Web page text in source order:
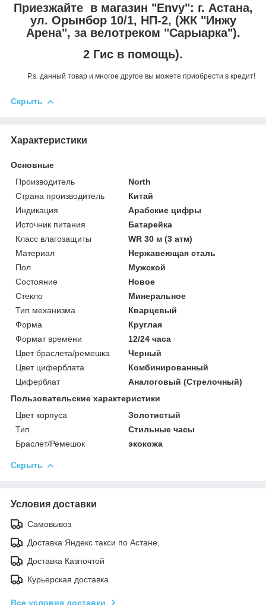
Приезжайте в магазин "Envy": г. Астана,
ул. Орынбор 10/1, НП-2, (ЖК "Инжу
Арена", за велотреком "Сарыарка").
2 Гис в помощь).
P.s. данный товар и многое другое вы можете приобрести в кредит!
Скрыть
Характеристики
Основные
Производитель
North
Страна производитель
Китай
Индикация
Арабские цифры
Источник питания
Батарейка
Класс влагозащиты
WR 30 м (3 атм)
Материал
Нержавеющая сталь
Пол
Мужской
Состояние
Новое
Стекло
Минеральное
Тип механизма
Кварцевый
Форма
Круглая
Формат времени
12/24 часа
Цвет браслета/ремешка
Черный
Цвет циферблата
Комбинированный
Циферблат
Аналоговый (Стрелочный)
Пользовательские характеристики
Цвет корпуса
Золотистый
Тип
Стильные часы
Браслет/Ремешок
экокожа
Скрыть
Условия доставки
Самовывоз
Доставка Яндекс такси по Астане.
Доставка Казпочтой
Курьерская доставка
Все условия доставки